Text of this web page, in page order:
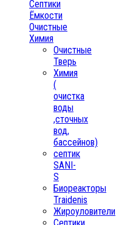
Септики
Ёмкости
Очистные
Химия
Очистные
Тверь
Химия
(
очистка
воды
,сточных
вод,
бассейнов)
септик
SANI-
S
Биореакторы
Traidenis
Жироуловители